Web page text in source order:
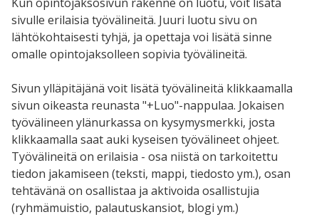
sivulle erilaisia työvälineitä. Juuri luotu sivu on
lähtökohtaisesti tyhjä, ja opettaja voi lisätä sinne
omalle opintojaksolleen sopivia työvälineitä.
Sivun ylläpitäjänä voit lisätä työvälineitä klikkaamalla
sivun oikeasta reunasta "+Luo"-nappulaa. Jokaisen
työvälineen ylänurkassa on kysymysmerkki, josta
klikkaamalla saat auki kyseisen työvälineet ohjeet.
Työvälineitä on erilaisia - osa niistä on tarkoitettu
tiedon jakamiseen (teksti, mappi, tiedosto ym.), osan
tehtävänä on osallistaa ja aktivoida osallistujia
(ryhmämuistio, palautuskansiot, blogi ym.)